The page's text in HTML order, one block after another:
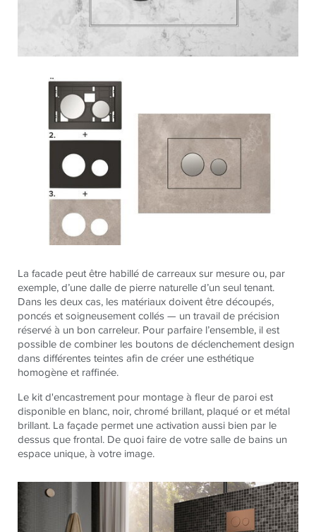
La facade peut être habillé de carreaux sur mesure ou, par
exemple, d’une dalle de pierre naturelle d’un seul tenant.
Dans les deux cas, les matériaux doivent être découpés,
poncés et soigneusement collés — un travail de précision
réservé à un bon carreleur. Pour parfaire l’ensemble, il est
possible de combiner les boutons de déclenchement design
dans différentes teintes afin de créer une esthétique
homogène et raffinée.
Le kit d'encastrement pour montage à fleur de paroi est
disponible en blanc, noir, chromé brillant, plaqué or et métal
brillant. La façade permet une activation aussi bien par le
dessus que frontal. De quoi faire de votre salle de bains un
espace unique, à votre image.